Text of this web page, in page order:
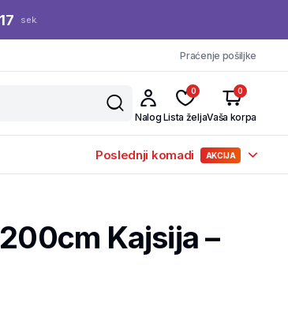
16 sek.
Praćenje pošiljke
Nalog
0
Lista želja
0
Vaša korpa
Poslednji komadi AKCIJA
Kajsija –